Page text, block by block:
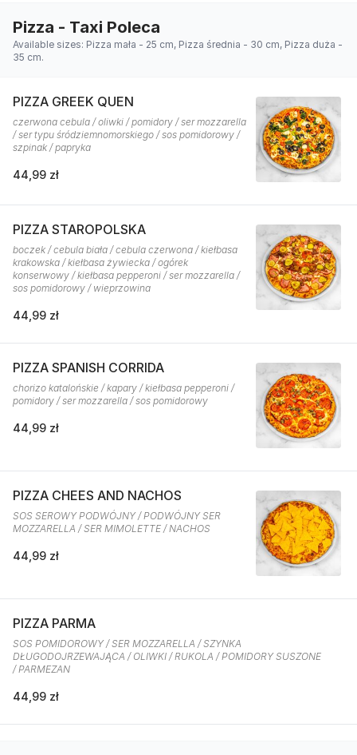
Pizza - Taxi Poleca
Available sizes: Pizza mała - 25 cm, Pizza średnia - 30 cm, Pizza duża -
35 cm.
PIZZA GREEK QUEN
czerwona cebula / oliwki / pomidory / ser mozzarella
/ ser typu śródziemnomorskiego / sos pomidorowy /
szpinak / papryka
44,99 zł
PIZZA STAROPOLSKA
boczek / cebula biała / cebula czerwona / kiełbasa
krakowska / kiełbasa żywiecka / ogórek
konserwowy / kiełbasa pepperoni / ser mozzarella /
sos pomidorowy / wieprzowina
44,99 zł
PIZZA SPANISH CORRIDA
chorizo katalońskie / kapary / kiełbasa pepperoni /
pomidory / ser mozzarella / sos pomidorowy
44,99 zł
PIZZA CHEES AND NACHOS
SOS SEROWY PODWÓJNY / PODWÓJNY SER
MOZZARELLA / SER MIMOLETTE / NACHOS
44,99 zł
PIZZA PARMA
SOS POMIDOROWY / SER MOZZARELLA / SZYNKA
DŁUGODOJRZEWAJĄCA / OLIWKI / RUKOLA / POMIDORY SUSZONE
/ PARMEZAN
44,99 zł